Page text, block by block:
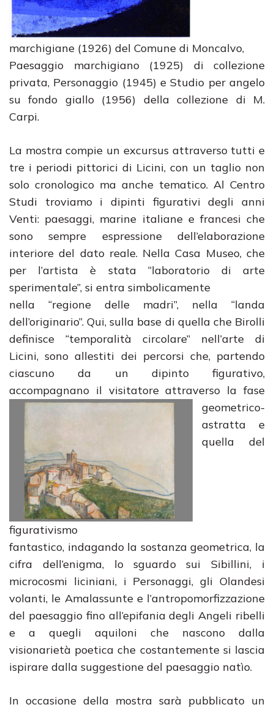
marchigiane (1926) del Comune di Moncalvo,
Paesaggio marchigiano (1925) di collezione
privata, Personaggio (1945) e Studio per angelo
su fondo giallo (1956) della collezione di M.
Carpi.
La mostra compie un excursus attraverso tutti e
tre i periodi pittorici di Licini, con un taglio non
solo cronologico ma anche tematico. Al Centro
Studi troviamo i dipinti figurativi degli anni
Venti: paesaggi, marine italiane e francesi che
sono sempre espressione dell’elaborazione
interiore del dato reale. Nella Casa Museo, che
per l’artista è stata “laboratorio di arte
sperimentale”, si entra simbolicamente
nella “regione delle madri”, nella “landa
dell’originario”. Qui, sulla base di quella che Birolli
definisce “temporalità circolare” nell’arte di
Licini, sono allestiti dei percorsi che, partendo
ciascuno da un dipinto figurativo,
accompagnano il visitatore attraverso la fase
geometrico-
astratta e
quella del
figurativismo
fantastico, indagando la sostanza geometrica, la
cifra dell’enigma, lo sguardo sui Sibillini, i
microcosmi liciniani, i Personaggi, gli Olandesi
volanti, le Amalassunte e l’antropomorfizzazione
del paesaggio fino all’epifania degli Angeli ribelli
e a quegli aquiloni che nascono dalla
visionarietà poetica che costantemente si lascia
ispirare dalla suggestione del paesaggio natìo.
In occasione della mostra sarà pubblicato un